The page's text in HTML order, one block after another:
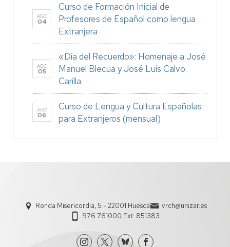
AGO
04
Curso de Formación Inicial de
Profesores de Español como lengua
Extranjera
AGO
05
«Día del Recuerdo»: Homenaje a José
Manuel Blecua y José Luis Calvo
Carilla
AGO
06
Curso de Lengua y Cultura Españolas
para Extranjeros (mensual)
Ronda Misericordia, 5 - 22001 Huesca
vrch@unizar.es
976 761000 Ext: 851383